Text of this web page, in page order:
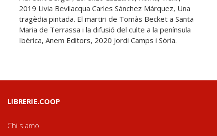
2019 Livia Bevilacqua Carles Sánchez Márquez, Una
tragèdia pintada. El martiri de Tomàs Becket a Santa
Maria de Terrassa i la difusió del culte a la península
Ibèrica, Anem Editors, 2020 Jordi Camps i Sòria.
LIBRERIE.COOP
Chi siamo